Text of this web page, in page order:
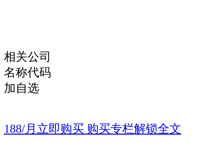
相关公司
名称代码
加自选
188/月 立即购买 购买专栏解锁全文